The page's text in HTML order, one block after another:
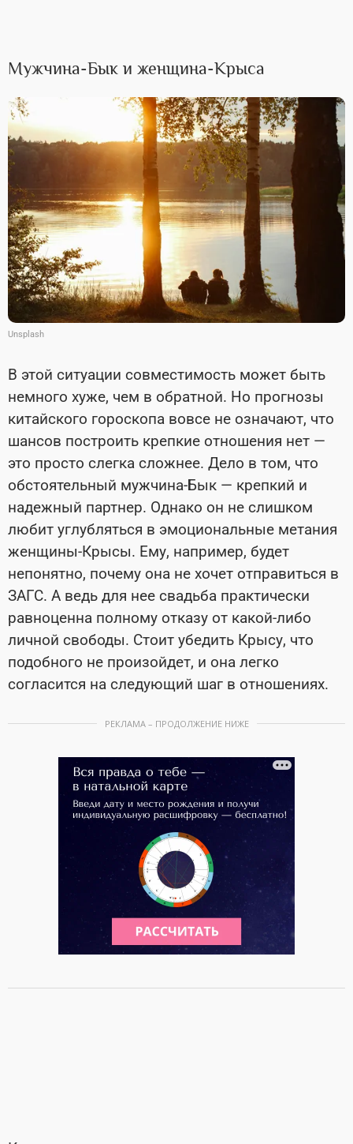
Мужчина-Бык и женщина-Крыса
Unsplash
В этой ситуации совместимость может быть
немного хуже, чем в обратной. Но прогнозы
китайского гороскопа вовсе не означают, что
шансов построить крепкие отношения нет —
это просто слегка сложнее. Дело в том, что
обстоятельный мужчина-Бык — крепкий и
надежный партнер. Однако он не слишком
любит углубляться в эмоциональные метания
женщины-Крысы. Ему, например, будет
непонятно, почему она не хочет отправиться в
ЗАГС. А ведь для нее свадьба практически
равноценна полному отказу от какой-либо
личной свободы. Стоит убедить Крысу, что
подобного не произойдет, и она легко
согласится на следующий шаг в отношениях.
РЕКЛАМА – ПРОДОЛЖЕНИЕ НИЖЕ